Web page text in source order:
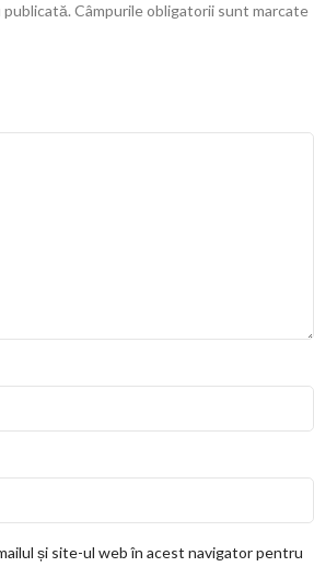
publicată. Câmpurile obligatorii sunt marcate
și site-ul web în acest navigator pentru